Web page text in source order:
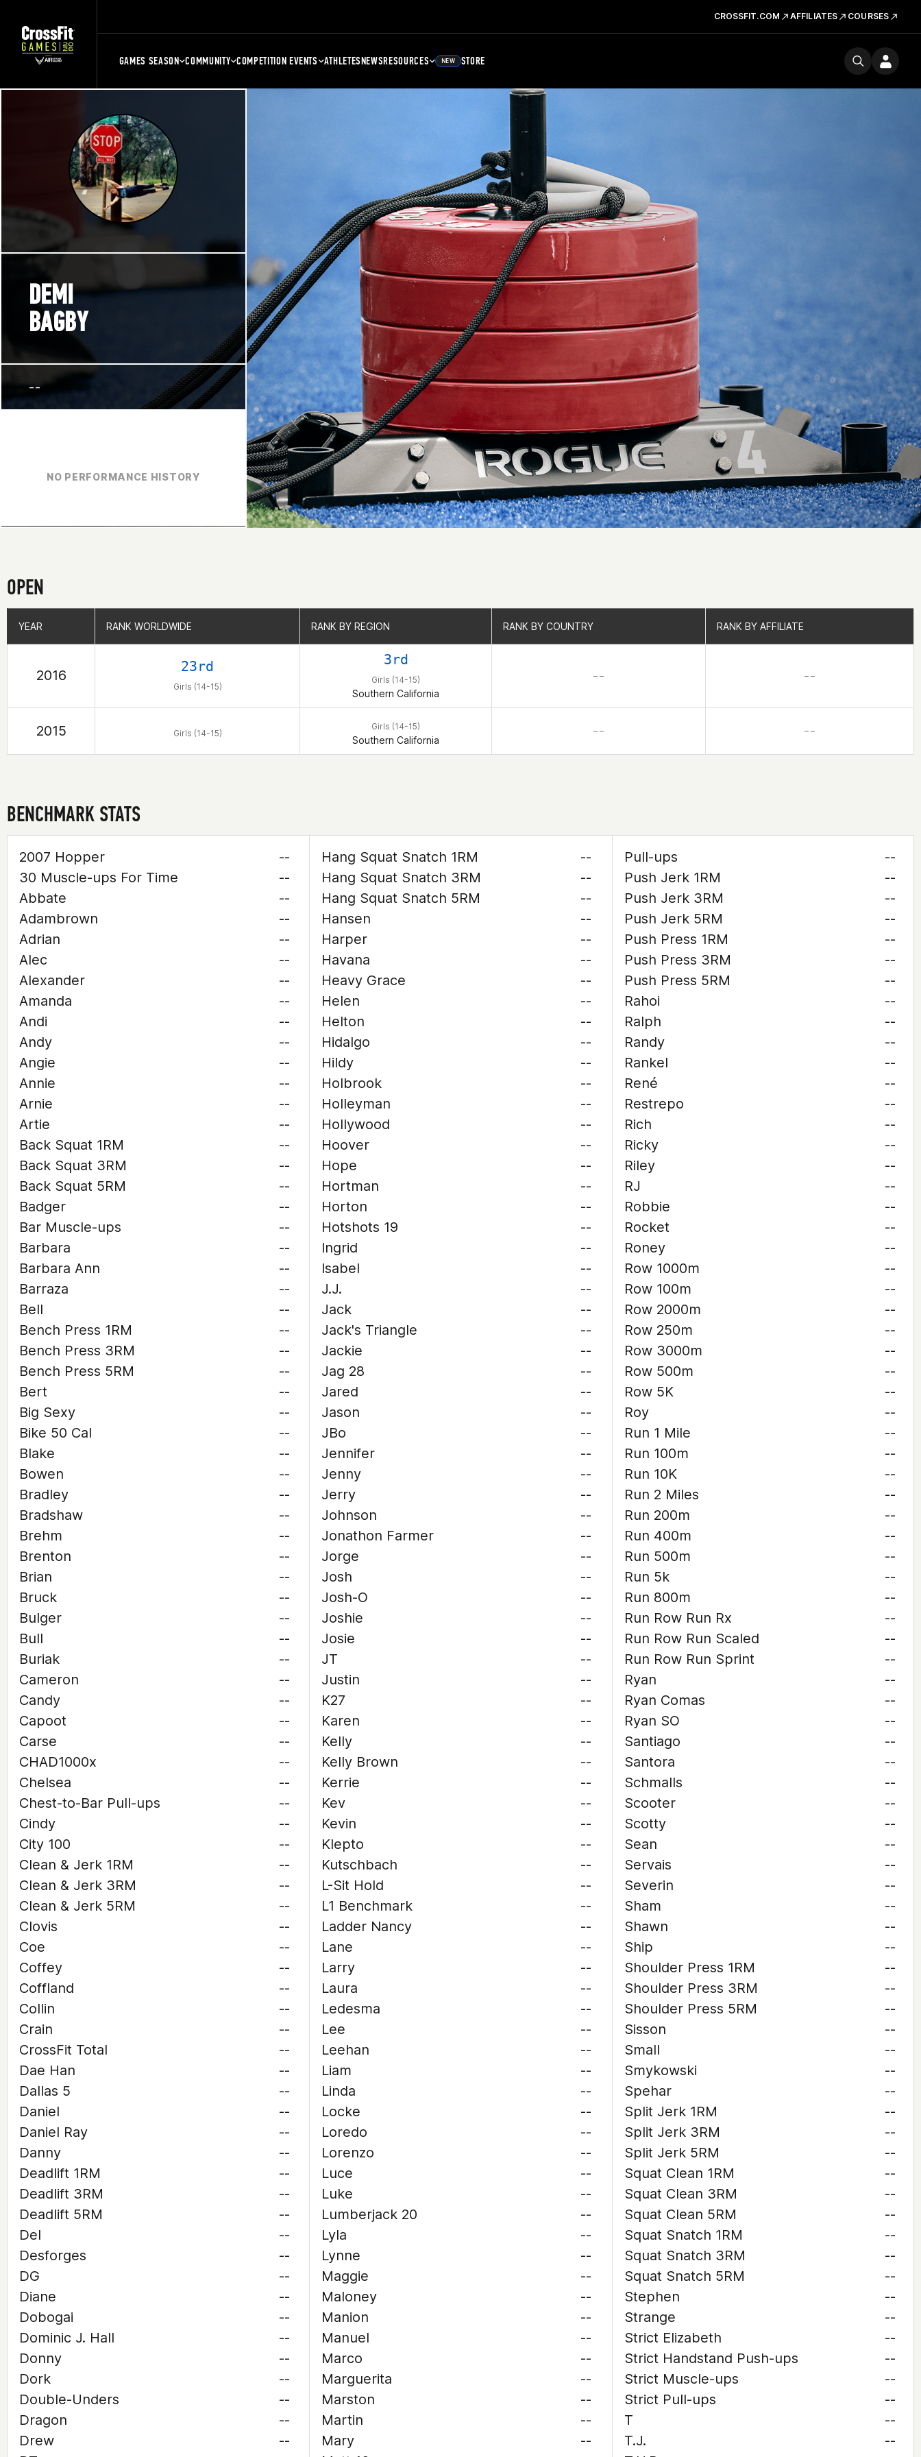
CROSSFIT.COM AFFILIATES COURSES
GAMES SEASON COMMUNITY COMPETITION EVENTS ATHLETESNEWSRESOURCES NEW STORE
DEMI
BAGBY
--
NO PERFORMANCE HISTORY
OPEN
YEAR RANK WORLDWIDE RANK BY REGION RANK BY COUNTRY RANK BY AFFILIATE
2016
23rd
Girls (14-15)
3rd
Girls (14-15)
Southern California
– – – –
2015 Girls (14-15)
Girls (14-15)
Southern California
– – – –
YEAR RANK WORLDWIDE RANK BY REGION RANK BY COUNTRY RANK BY AFFILIATE
BENCHMARK STATS
2007 Hopper
--
30 Muscle-ups For Time
--
Abbate
--
Adambrown
--
Adrian
--
Alec
--
Alexander
--
Amanda
--
Andi
--
Andy
--
Angie
--
Annie
--
Arnie
--
Artie
--
Back Squat 1RM
--
Back Squat 3RM
--
Back Squat 5RM
--
Badger
--
Bar Muscle-ups
--
Barbara
--
Barbara Ann
--
Barraza
--
Bell
--
Bench Press 1RM
--
Bench Press 3RM
--
Bench Press 5RM
--
Bert
--
Big Sexy
--
Bike 50 Cal
--
Blake
--
Bowen
--
Bradley
--
Bradshaw
--
Brehm
--
Brenton
--
Brian
--
Bruck
--
Bulger
--
Bull
--
Buriak
--
Cameron
--
Candy
--
Capoot
--
Carse
--
CHAD1000x
--
Chelsea
--
Chest-to-Bar Pull-ups
--
Cindy
--
City 100
--
Clean & Jerk 1RM
--
Clean & Jerk 3RM
--
Clean & Jerk 5RM
--
Clovis
--
Coe
--
Coffey
--
Coffland
--
Collin
--
Crain
--
CrossFit Total
--
Dae Han
--
Dallas 5
--
Daniel
--
Daniel Ray
--
Danny
--
Deadlift 1RM
--
Deadlift 3RM
--
Deadlift 5RM
--
Del
--
Desforges
--
DG
--
Diane
--
Dobogai
--
Dominic J. Hall
--
Donny
--
Dork
--
Double-Unders
--
Dragon
--
Drew
--
Hang Squat Snatch 1RM
--
Hang Squat Snatch 3RM
--
Hang Squat Snatch 5RM
--
Hansen
--
Harper
--
Havana
--
Heavy Grace
--
Helen
--
Helton
--
Hidalgo
--
Hildy
--
Holbrook
--
Holleyman
--
Hollywood
--
Hoover
--
Hope
--
Hortman
--
Horton
--
Hotshots 19
--
Ingrid
--
Isabel
--
J.J.
--
Jack
--
Jack's Triangle
--
Jackie
--
Jag 28
--
Jared
--
Jason
--
JBo
--
Jennifer
--
Jenny
--
Jerry
--
Johnson
--
Jonathon Farmer
--
Jorge
--
Josh
--
Josh-O
--
Joshie
--
Josie
--
JT
--
Justin
--
K27
--
Karen
--
Kelly
--
Kelly Brown
--
Kerrie
--
Kev
--
Kevin
--
Klepto
--
Kutschbach
--
L-Sit Hold
--
L1 Benchmark
--
Ladder Nancy
--
Lane
--
Larry
--
Laura
--
Ledesma
--
Lee
--
Leehan
--
Liam
--
Linda
--
Locke
--
Loredo
--
Lorenzo
--
Luce
--
Luke
--
Lumberjack 20
--
Lyla
--
Lynne
--
Maggie
--
Maloney
--
Manion
--
Manuel
--
Marco
--
Marguerita
--
Marston
--
Martin
--
Mary
--
Pull-ups
--
Push Jerk 1RM
--
Push Jerk 3RM
--
Push Jerk 5RM
--
Push Press 1RM
--
Push Press 3RM
--
Push Press 5RM
--
Rahoi
--
Ralph
--
Randy
--
Rankel
--
René
--
Restrepo
--
Rich
--
Ricky
--
Riley
--
RJ
--
Robbie
--
Rocket
--
Roney
--
Row 1000m
--
Row 100m
--
Row 2000m
--
Row 250m
--
Row 3000m
--
Row 500m
--
Row 5K
--
Roy
--
Run 1 Mile
--
Run 100m
--
Run 10K
--
Run 2 Miles
--
Run 200m
--
Run 400m
--
Run 500m
--
Run 5k
--
Run 800m
--
Run Row Run Rx
--
Run Row Run Scaled
--
Run Row Run Sprint
--
Ryan
--
Ryan Comas
--
Ryan SO
--
Santiago
--
Santora
--
Schmalls
--
Scooter
--
Scotty
--
Sean
--
Servais
--
Severin
--
Sham
--
Shawn
--
Ship
--
Shoulder Press 1RM
--
Shoulder Press 3RM
--
Shoulder Press 5RM
--
Sisson
--
Small
--
Smykowski
--
Spehar
--
Split Jerk 1RM
--
Split Jerk 3RM
--
Split Jerk 5RM
--
Squat Clean 1RM
--
Squat Clean 3RM
--
Squat Clean 5RM
--
Squat Snatch 1RM
--
Squat Snatch 3RM
--
Squat Snatch 5RM
--
Stephen
--
Strange
--
Strict Elizabeth
--
Strict Handstand Push-ups
--
Strict Muscle-ups
--
Strict Pull-ups
--
T
--
T.J.
--